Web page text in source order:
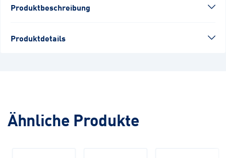
Produktbeschreibung
Produktdetails
Ähnliche Produkte